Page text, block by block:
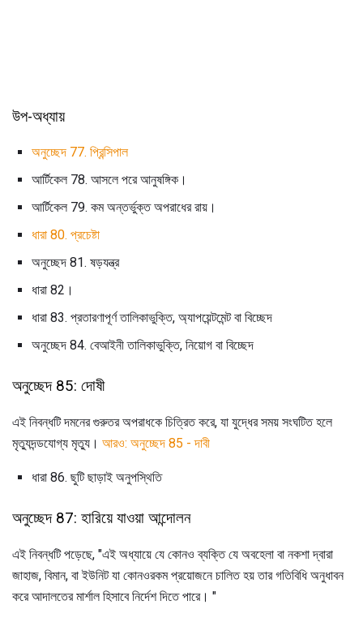
উপ-অধ্যায়
অনুচ্ছেদ 77. প্রিন্সিপাল
আর্টিকেল 78. আসলে পরে আনুষঙ্গিক।
আর্টিকেল 79. কম অন্তর্ভুক্ত অপরাধের রায়।
ধারা 80. প্রচেষ্টা
অনুচ্ছেদ 81. ষড়যন্ত্র
ধারা 82।
ধারা 83. প্রতারণাপূর্ণ তালিকাভুক্তি, অ্যাপয়েন্টমেন্ট বা বিচ্ছেদ
অনুচ্ছেদ 84. বেআইনী তালিকাভুক্তি, নিয়োগ বা বিচ্ছেদ
অনুচ্ছেদ 85: দোষী
এই নিবন্ধটি দমনের গুরুতর অপরাধকে চিত্রিত করে, যা যুদ্ধের সময় সংঘটিত হলে
মৃত্যুদন্ডযোগ্য মৃত্যু। আরও: অনুচ্ছেদ 85 - দাবী
ধারা 86. ছুটি ছাড়াই অনুপস্থিতি
অনুচ্ছেদ 87: হারিয়ে যাওয়া আন্দোলন
এই নিবন্ধটি পড়েছে, "এই অধ্যায়ে যে কোনও ব্যক্তি যে অবহেলা বা নকশা দ্বারা
জাহাজ, বিমান, বা ইউনিট যা কোনওরকম প্রয়োজনে চালিত হয় তার গতিবিধি অনুধাবন
করে আদালতের মার্শাল হিসাবে নির্দেশ দিতে পারে। "